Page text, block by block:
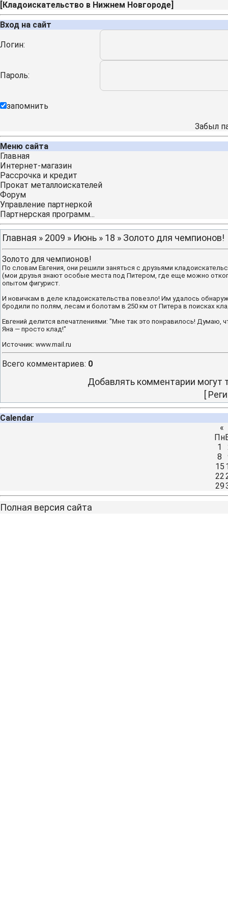
[Кладоискательство в Нижнем Новгороде]
Вход на сайт
Логин:
Пароль:
запомнить
Забыл
Меню сайта
Главная
Интернет-магазин
Рассрочка и кредит
Прокат металлоискателей
Форум
Управление партнеркой
Партнерская программ...
Главная » 2009 » Июнь » 18 » Золото для чемпионов!
Золото для чемпионов!
По словам Евгения, они решили заняться с друзьями
(мои друзья знают особые места под Питером, где еще можно
опытом фигурист.
И новичкам в деле кладоискательства повезло! Им удалось
бродили по полям, лесам и болотам в 250 км от Питера в поисках
Евгений делится впечатлениями: "Мне так это понравилось!
Яна — просто клад!"
Источник: www.mail.ru
Всего комментариев: 0
Добавлять комментарии могут
[
Calendar
«
Пн
1
8
15
22
29
Полная версия сайта